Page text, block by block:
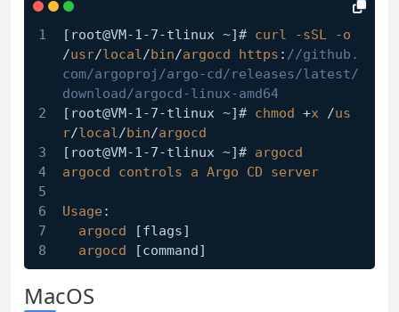
[root@VM-1-7-tlinux ~] # curl -sSL
-o
/usr/local/bin/argocd https : //github.
com/argoproj/argo-cd/releases/latest/
download/argocd-linux-amd64
[root@VM-1-7-tlinux ~] # chmod +x /us
r/local/bin/argocd
[root@VM-1-7-tlinux ~] # argocd
argocd
controls a Argo CD server
Usage :
argocd
[flags]
argocd
[command]
MacOS